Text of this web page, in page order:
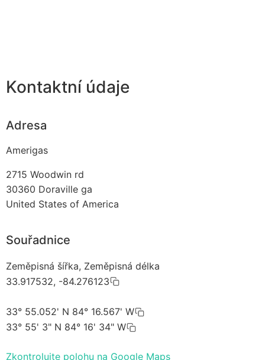
Kontaktní údaje
Adresa
Amerigas
2715 Woodwin rd
30360 Doraville ga
United States of America
Souřadnice
Zeměpisná šířka, Zeměpisná délka
33.917532, -84.276123
33° 55.052' N 84° 16.567' W
33° 55' 3" N 84° 16' 34" W
Zkontrolujte polohu na Google Maps